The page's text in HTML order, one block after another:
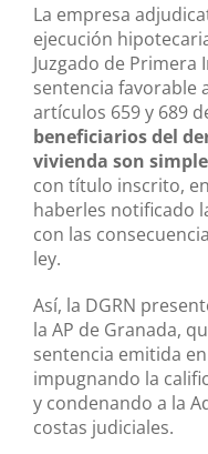
La empresa
ejecución
Juzgado de Primera
sentencia favorable
artículos 659 y 689
beneficiarios del
vivienda son
con título inscrito,
haberles notificado
con las
ley.
Así, la DGRN
la AP de Granada,
sentencia emitida
impugnando la
y condenando a la
costas judiciales.